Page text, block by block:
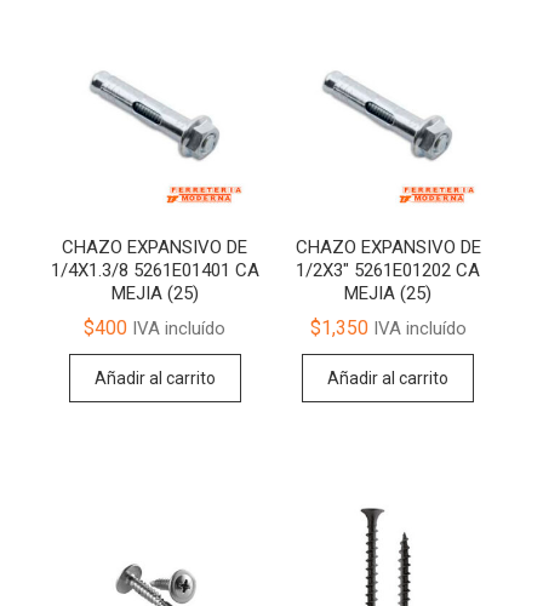
CHAZO EXPANSIVO DE
1/4X1.3/8 5261E01401 CA
MEJIA (25)
$400 IVA incluído
Añadir al carrito
CHAZO EXPANSIVO DE
1/2X3″ 5261E01202 CA
MEJIA (25)
$1,350IVA incluído
Añadir al carrito